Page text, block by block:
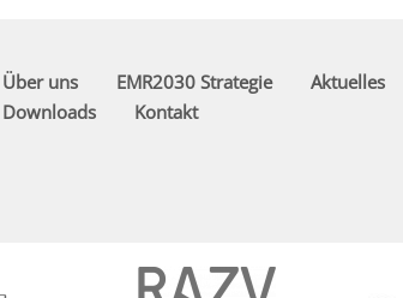
Über uns EMR2030 Strategie Aktuelles
Downloads
Kontakt